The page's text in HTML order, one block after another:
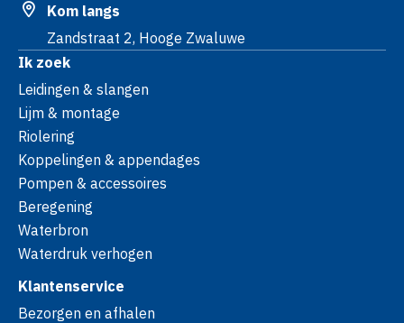
Kom langs
Zandstraat 2, Hooge Zwaluwe
Ik zoek
Leidingen & slangen
Lijm & montage
Riolering
Koppelingen & appendages
Pompen & accessoires
Beregening
Waterbron
Waterdruk verhogen
Klantenservice
Bezorgen en afhalen